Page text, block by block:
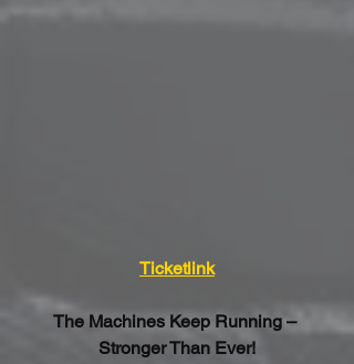
Ticketlink
The Machines Keep Running –
Stronger Than Ever!